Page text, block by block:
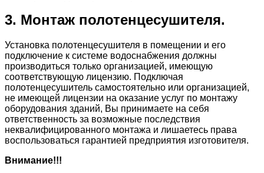
3. Монтаж полотенцесушителя.
Установка полотенцесушителя в помещении и его
подключение к системе водоснабжения должны
производиться только организацией, имеющую
соответствующую лицензию. Подключая
полотенцесушитель самостоятельно или организацией,
не имеющей лицензии на оказание услуг по монтажу
оборудования зданий, Вы принимаете на себя
ответственность за возможные последствия
неквалифицированного монтажа и лишаетесь права
воспользоваться гарантией предприятия изготовителя.
Внимание!!!